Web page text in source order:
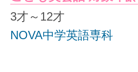
3才～12才
NOVA中学英語専科